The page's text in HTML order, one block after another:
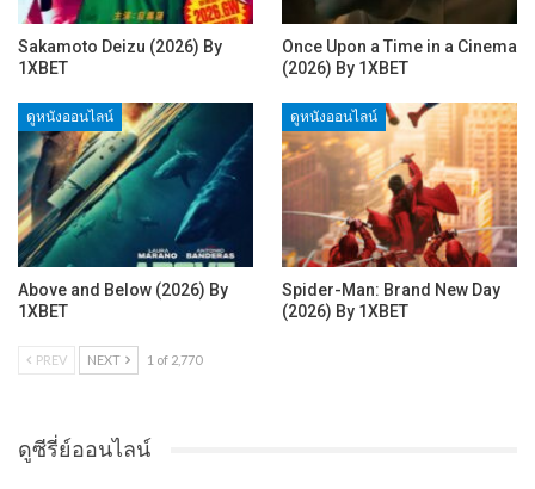
Sakamoto Deizu (2026) By
1XBET
Once Upon a Time in a Cinema
(2026) By 1XBET
ดูหนังออนไลน์
Above and Below (2026) By
1XBET
ดูหนังออนไลน์
Spider-Man: Brand New Day
(2026) By 1XBET
PREV NEXT 1 of 2,770
ดูซีรี่ย์ออนไลน์